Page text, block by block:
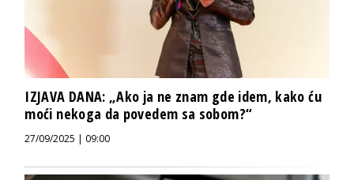
IZJAVA DANA: „Ako ja ne znam gde idem, kako ću
moći nekoga da povedem sa sobom?“
27/09/2025 | 09:00